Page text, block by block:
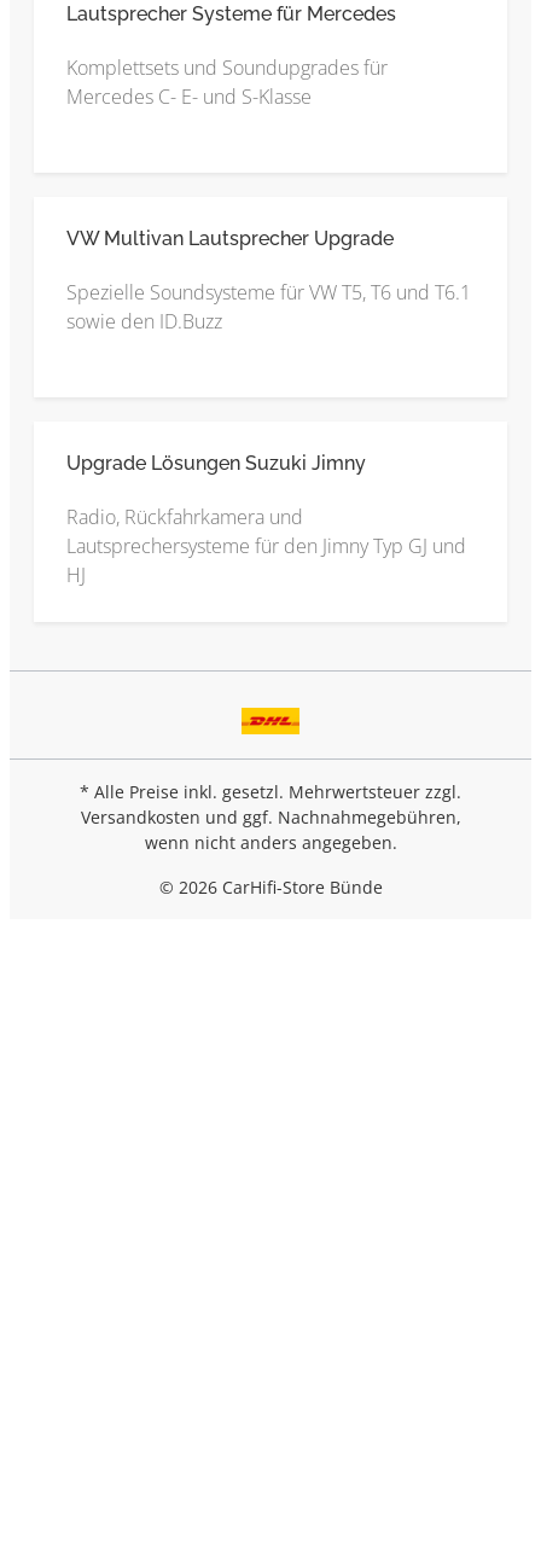
Lautsprecher Systeme für Mercedes
Komplettsets und Soundupgrades für
Mercedes C- E- und S-Klasse
VW Multivan Lautsprecher Upgrade
Spezielle Soundsysteme für VW T5, T6 und T6.1
sowie den ID.Buzz
Upgrade Lösungen Suzuki Jimny
Radio, Rückfahrkamera und
Lautsprechersysteme für den Jimny Typ GJ und
HJ
* Alle Preise inkl. gesetzl. Mehrwertsteuer zzgl.
Versandkosten und ggf. Nachnahmegebühren,
wenn nicht anders angegeben.
© 2026 CarHifi-Store Bünde